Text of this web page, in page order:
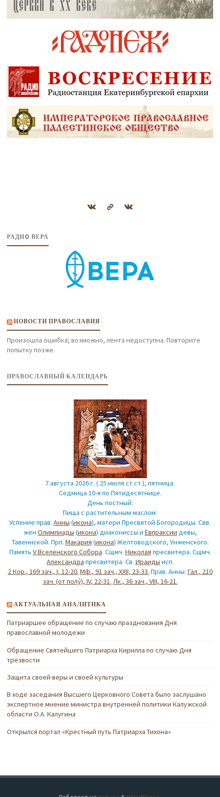
РАДИO ВЕРА
НОВОСТИ ПРАВОСЛАВИЯ
Произошла ошибка; возможно, лента недоступна. Повторите
попытку позже.
ПРАВОСЛАВНЫЙ КАЛЕНДАРЬ
7 августа 2026 г. ( 25 июля ст.ст.), пятница.
Седмица 10-я по Пятидесятнице.
День постный.
Пища с растительным маслом.
Успение прав. Анны (икона), матери Пресвятой Богородицы. Свв.
жен Олимпиады (икона) диакониссы и Евпраксии девы,
Тавеннской. Прп. Макария (икона) Желтоводского, Унженского.
Память V Вселенского Собора. Сщмч. Николая пресвитера. Сщмч.
Александра пресвитера. Св. Ираиды исп.
2 Кор., 169 зач., I, 12-20. Мф., 91 зач., XXII, 23-33. Прав. Анны: Гал., 210
зач. (от полу́), IV, 22-31. Лк., 36 зач., VIII, 16-21.
АКТУАЛЬНАЯ АНАЛИТИКА
Патриаршее обращение по случаю празднования Дня
православной молодежи
Обращение Святейшего Патриарха Кирилла по случаю Дня
трезвости
Защита своей веры и своей культуры
В ходе заседания Высшего Церковного Совета было заслушано
экспертное мнение министра внутренней политики Калужской
области О.А. Калугина
Открылся портал «Крестный путь Патриарха Тихона»